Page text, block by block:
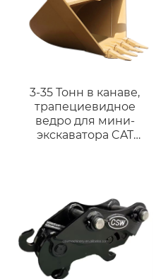
3-35 Тонн в канаве,
трапециевидное
ведро для мини-
экскаватора CAT